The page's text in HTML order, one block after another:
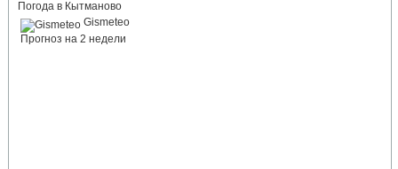
Погода в Кытманово
Gismeteo
Прогноз на 2 недели